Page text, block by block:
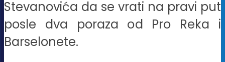
Stevanovića da se vrati na pravi put
posle dva poraza od Pro Reka i
Barselonete.